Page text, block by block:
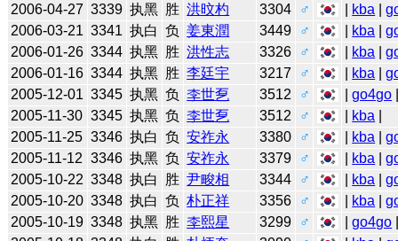
2006-04-27 3339 执黑 胜 洪旼杓 3304 ♂ kba |
2006-03-21 3341 执白 负 姜東潤 3449 ♂ kba |
2006-01-26 3344 执黑 胜 洪性志 3326 ♂ kba |
2006-01-16 3344 执黑 胜 李廷宇 3217 ♂ kba |
2005-12-01 3345 执黑 负 李世乭 3512 ♂ |go4go
2005-11-30 3345 执黑 负 李世乭 3512 ♂ kba
2005-11-25 3346 执白 负 安祚永 3380 ♂ kba |
2005-11-12 3346 执黑 负 安祚永 3379 ♂ kba |
2005-10-22 3348 执白 胜 尹畯相 3344 ♂ kba |
2005-10-20 3348 执白 负 朴正祥 3356 ♂ kba |
2005-10-19 3348 执黑 胜 李熙星 3299 ♂ |go4go